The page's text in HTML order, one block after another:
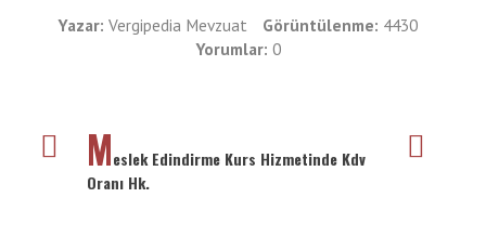
Yazar: Vergipedia Mevzuat Görüntülenme: 4430
Yorumlar: 0
Meslek Edindirme Kurs Hizmetinde Kdv
Oranı Hk.
Listeler
İletişim
ARAMAK
VE
ENTER